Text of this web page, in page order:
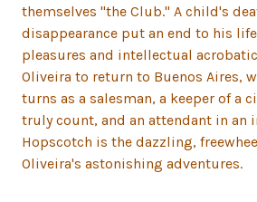
themselves "the Club." A child's
disappearance put an end to his
pleasures and intellectual
Oliveira to return to Buenos Aires,
turns as a salesman, a keeper of a
truly count, and an attendant in an
Hopscotch is the dazzling,
Oliveira's astonishing adventures.